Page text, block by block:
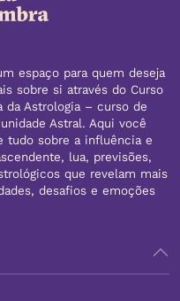
espaço para quem deseja
sobre si através do Curso
da Astrologia – curso de
Astral. Aqui você
tudo sobre a influência e
lua, previsões,
que revelam mais
desafios e emoções